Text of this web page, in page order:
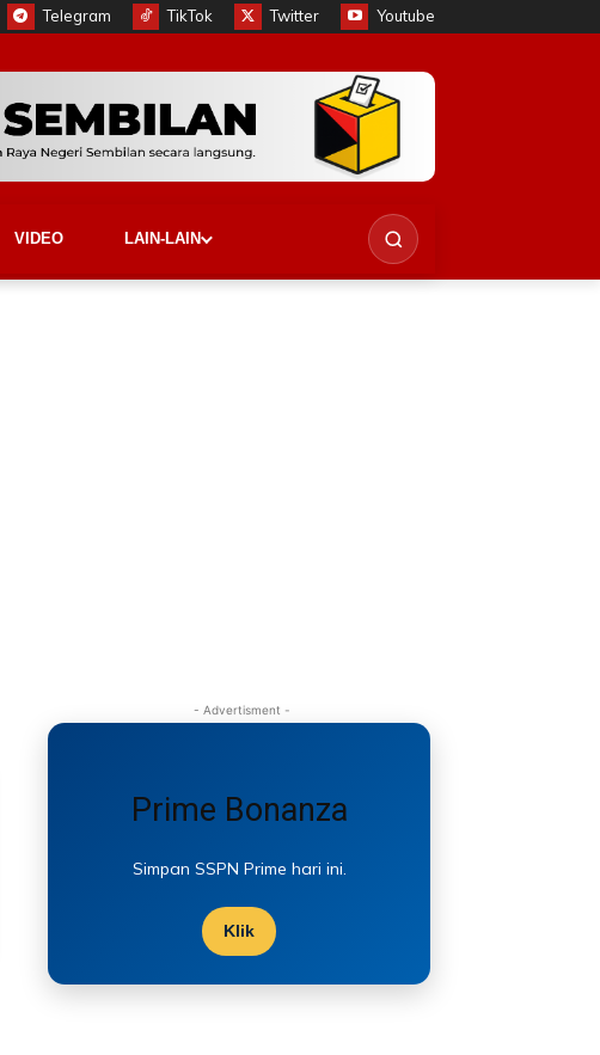
Telegram TikTok Twitter Youtube
VIDEO LAIN-LAIN
- Advertisment -
Prime Bonanza
Simpan SSPN Prime hari ini.
Klik